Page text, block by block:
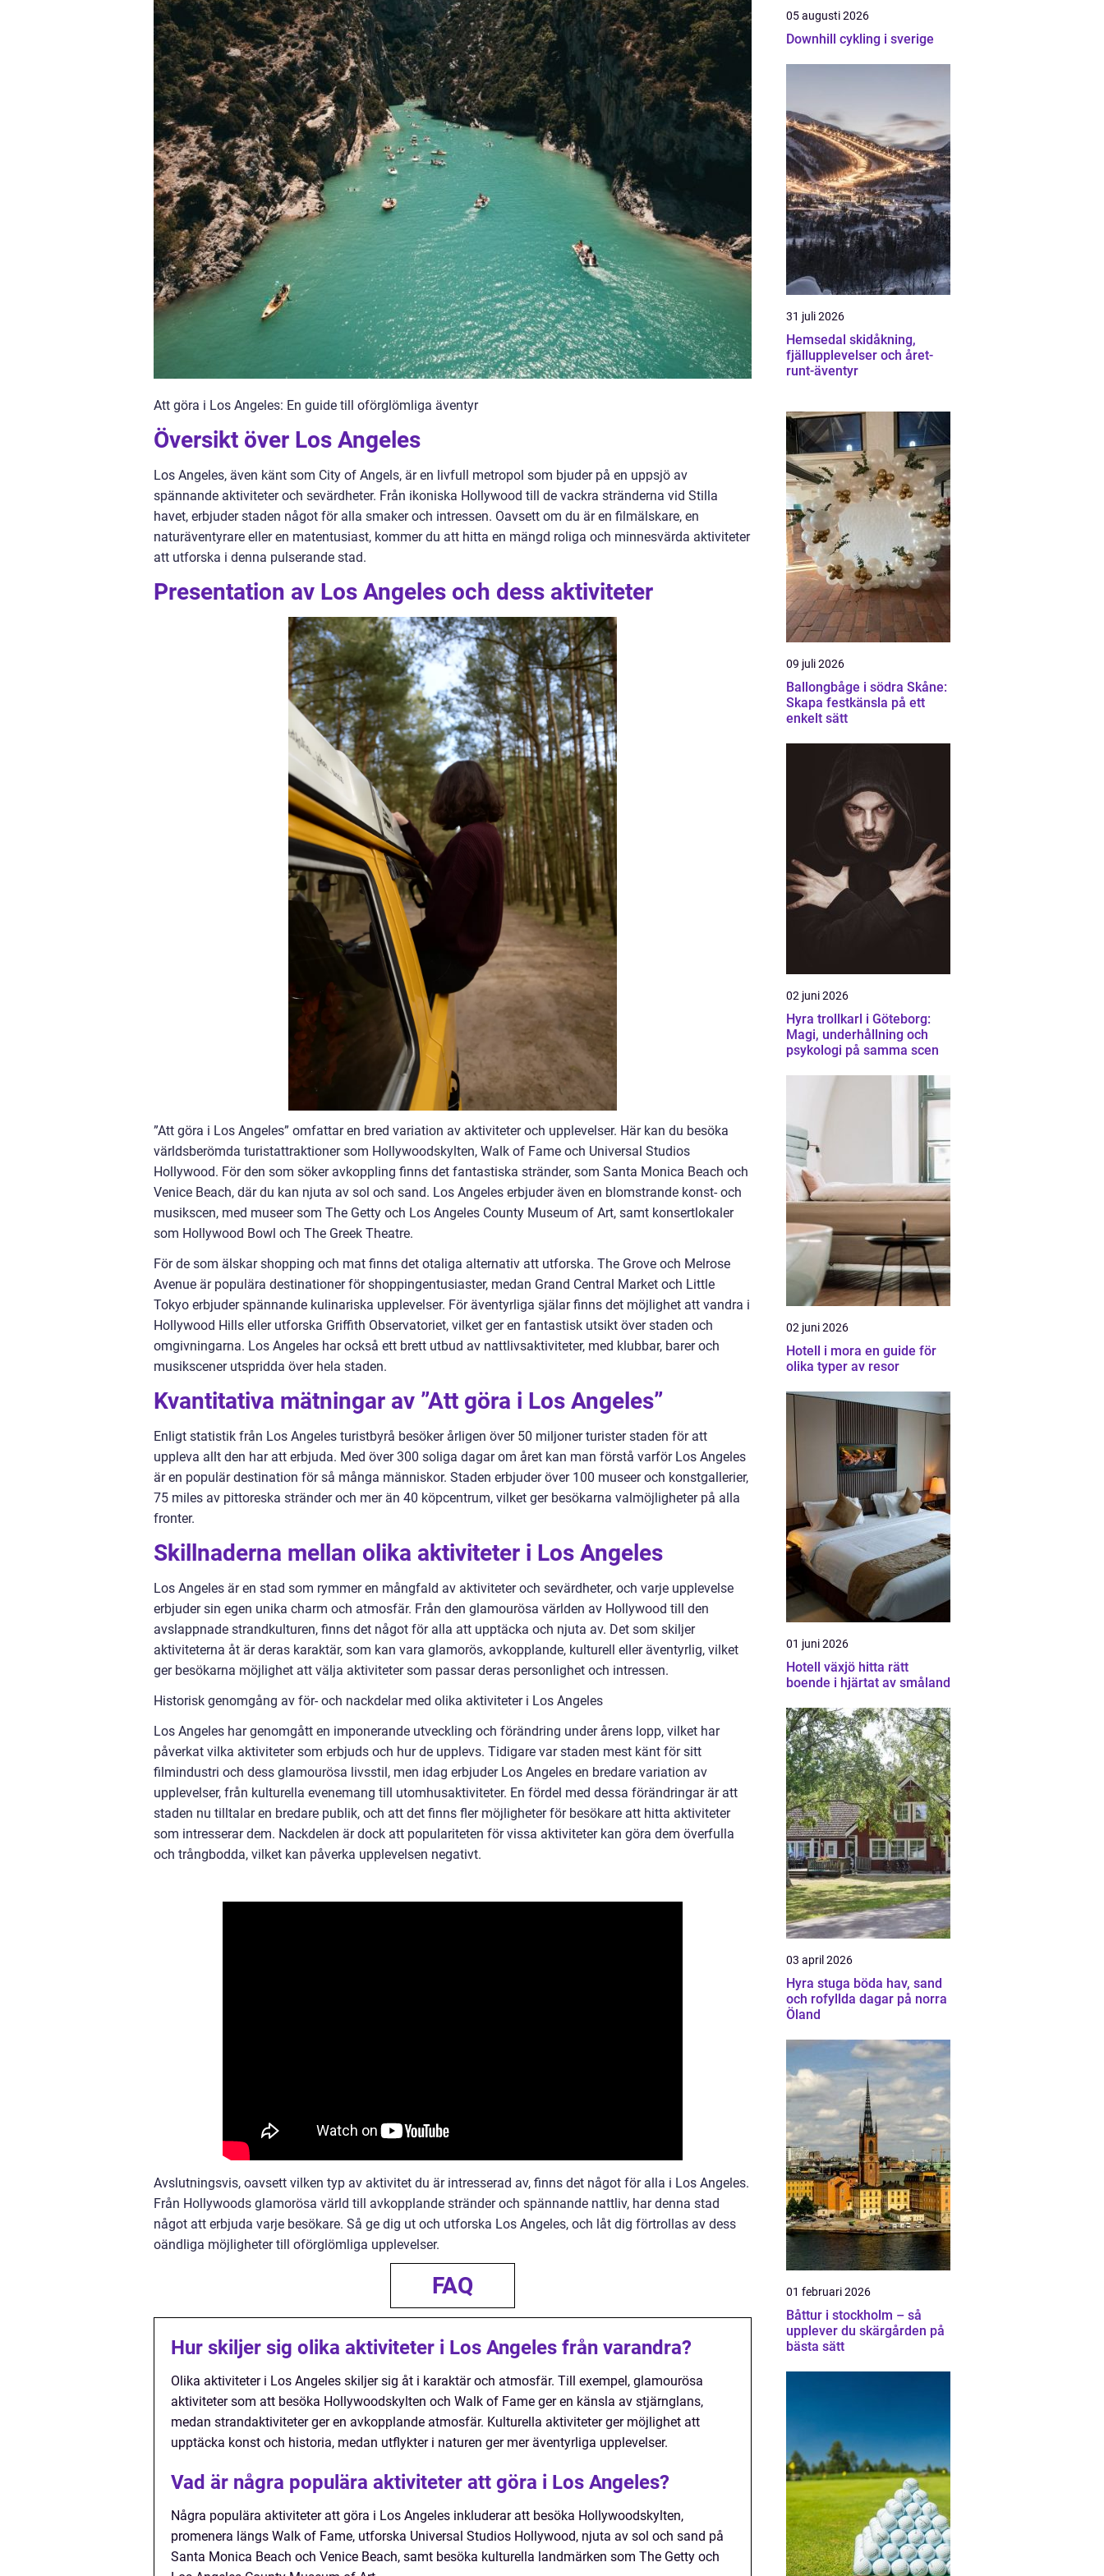
Att göra i Los Angeles: En guide till oförglömliga äventyr
Översikt över Los Angeles
Los Angeles, även känt som City of Angels, är en livfull metropol som bjuder på en uppsjö av
spännande aktiviteter och sevärdheter. Från ikoniska Hollywood till de vackra stränderna vid Stilla
havet, erbjuder staden något för alla smaker och intressen. Oavsett om du är en filmälskare, en
naturäventyrare eller en matentusiast, kommer du att hitta en mängd roliga och minnesvärda aktiviteter
att utforska i denna pulserande stad.
Presentation av Los Angeles och dess aktiviteter
”Att göra i Los Angeles” omfattar en bred variation av aktiviteter och upplevelser. Här kan du besöka
världsberömda turistattraktioner som Hollywoodskylten, Walk of Fame och Universal Studios
Hollywood. För den som söker avkoppling finns det fantastiska stränder, som Santa Monica Beach och
Venice Beach, där du kan njuta av sol och sand. Los Angeles erbjuder även en blomstrande konst- och
musikscen, med museer som The Getty och Los Angeles County Museum of Art, samt konsertlokaler
som Hollywood Bowl och The Greek Theatre.
För de som älskar shopping och mat finns det otaliga alternativ att utforska. The Grove och Melrose
Avenue är populära destinationer för shoppingentusiaster, medan Grand Central Market och Little
Tokyo erbjuder spännande kulinariska upplevelser. För äventyrliga själar finns det möjlighet att vandra i
Hollywood Hills eller utforska Griffith Observatoriet, vilket ger en fantastisk utsikt över staden och
omgivningarna. Los Angeles har också ett brett utbud av nattlivsaktiviteter, med klubbar, barer och
musikscener utspridda över hela staden.
Kvantitativa mätningar av ”Att göra i Los Angeles”
Enligt statistik från Los Angeles turistbyrå besöker årligen över 50 miljoner turister staden för att
uppleva allt den har att erbjuda. Med över 300 soliga dagar om året kan man förstå varför Los Angeles
är en populär destination för så många människor. Staden erbjuder över 100 museer och konstgallerier,
75 miles av pittoreska stränder och mer än 40 köpcentrum, vilket ger besökarna valmöjligheter på alla
fronter.
Skillnaderna mellan olika aktiviteter i Los Angeles
Los Angeles är en stad som rymmer en mångfald av aktiviteter och sevärdheter, och varje upplevelse
erbjuder sin egen unika charm och atmosfär. Från den glamourösa världen av Hollywood till den
avslappnade strandkulturen, finns det något för alla att upptäcka och njuta av. Det som skiljer
aktiviteterna åt är deras karaktär, som kan vara glamorös, avkopplande, kulturell eller äventyrlig, vilket
ger besökarna möjlighet att välja aktiviteter som passar deras personlighet och intressen.
Historisk genomgång av för- och nackdelar med olika aktiviteter i Los Angeles
Los Angeles har genomgått en imponerande utveckling och förändring under årens lopp, vilket har
påverkat vilka aktiviteter som erbjuds och hur de upplevs. Tidigare var staden mest känt för sitt
filmindustri och dess glamourösa livsstil, men idag erbjuder Los Angeles en bredare variation av
upplevelser, från kulturella evenemang till utomhusaktiviteter. En fördel med dessa förändringar är att
staden nu tilltalar en bredare publik, och att det finns fler möjligheter för besökare att hitta aktiviteter
som intresserar dem. Nackdelen är dock att populariteten för vissa aktiviteter kan göra dem överfulla
och trångbodda, vilket kan påverka upplevelsen negativt.
Avslutningsvis, oavsett vilken typ av aktivitet du är intresserad av, finns det något för alla i Los Angeles.
Från Hollywoods glamorösa värld till avkopplande stränder och spännande nattliv, har denna stad
något att erbjuda varje besökare. Så ge dig ut och utforska Los Angeles, och låt dig förtrollas av dess
oändliga möjligheter till oförglömliga upplevelser.
FAQ
Hur skiljer sig olika aktiviteter i Los Angeles från varandra?
Olika aktiviteter i Los Angeles skiljer sig åt i karaktär och atmosfär. Till exempel, glamourösa
aktiviteter som att besöka Hollywoodskylten och Walk of Fame ger en känsla av stjärnglans,
medan strandaktiviteter ger en avkopplande atmosfär. Kulturella aktiviteter ger möjlighet att
upptäcka konst och historia, medan utflykter i naturen ger mer äventyrliga upplevelser.
Vad är några populära aktiviteter att göra i Los Angeles?
Några populära aktiviteter att göra i Los Angeles inkluderar att besöka Hollywoodskylten,
promenera längs Walk of Fame, utforska Universal Studios Hollywood, njuta av sol och sand på
Santa Monica Beach och Venice Beach, samt besöka kulturella landmärken som The Getty och
05 augusti 2026
Downhill cykling i sverige
31 juli 2026
Hemsedal skidåkning,
fjällupplevelser och året-
runt-äventyr
09 juli 2026
Ballongbåge i södra Skåne:
Skapa festkänsla på ett
enkelt sätt
02 juni 2026
Hyra trollkarl i Göteborg:
Magi, underhållning och
psykologi på samma scen
02 juni 2026
Hotell i mora en guide för
olika typer av resor
01 juni 2026
Hotell växjö hitta rätt
boende i hjärtat av småland
03 april 2026
Hyra stuga böda hav, sand
och rofyllda dagar på norra
Öland
01 februari 2026
Båttur i stockholm – så
upplever du skärgården på
bästa sätt